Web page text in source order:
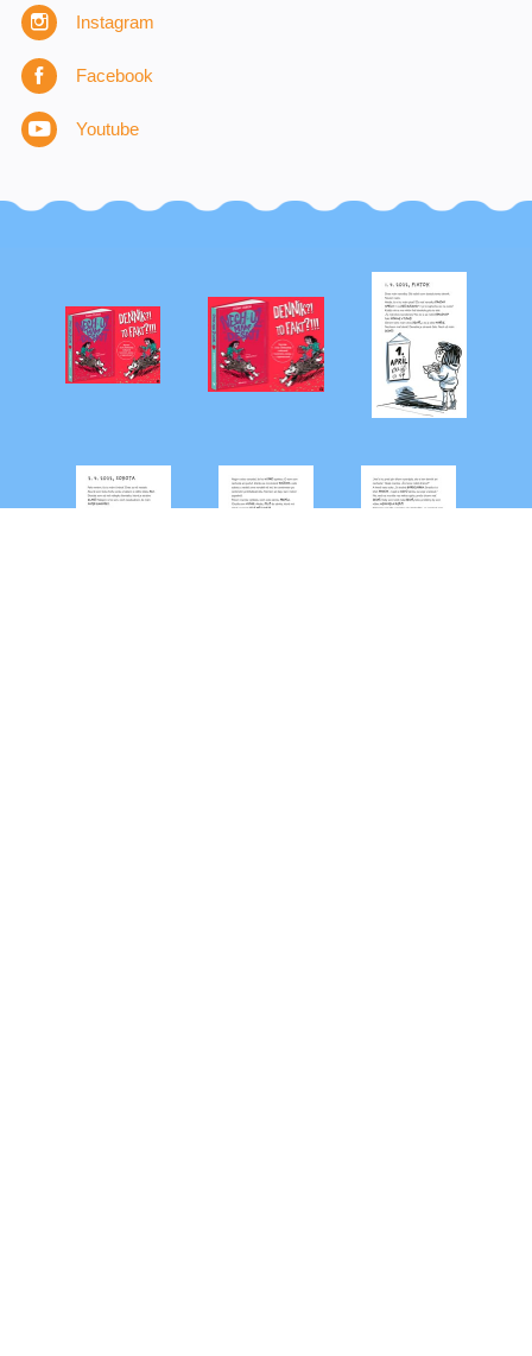
Instagram
Facebook
Youtube